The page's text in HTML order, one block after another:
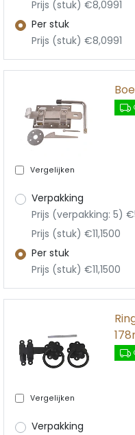
Prijs (stuk) €8,0991
Per stuk
Prijs (stuk) €8,0991
Vergelijken
Verpakking
Prijs (verpakking: 5)
Prijs (stuk) €11,1500
Per stuk
Prijs (stuk) €11,1500
Vergelijken
Verpakking